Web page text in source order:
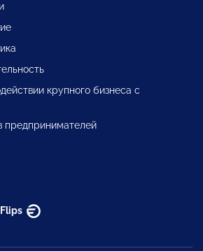
крупного бизнеса с
предпринимателей
Flips